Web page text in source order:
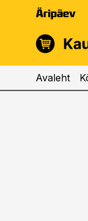
Avaleht